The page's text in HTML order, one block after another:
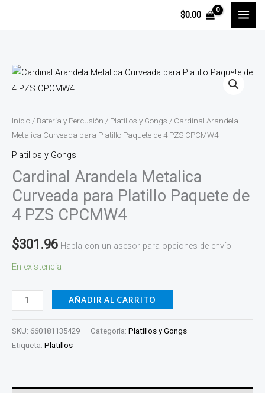
$0.00
Inicio / Batería y Percusión / Platillos y Gongs / Cardinal Arandela
Metalica Curveada para Platillo Paquete de 4 PZS CPCMW4
Platillos y Gongs
Cardinal Arandela Metalica
Curveada para Platillo Paquete de
4 PZS CPCMW4
$301.96 Habla con un asesor para opciones de envío
En existencia
Cardinal
Arandela
Curveada
para
Platillo
Paquete
de
4
PZS
cantidad
AÑADIR AL CARRITO
SKU: 660181135429 Categoría: Platillos y Gongs
Etiqueta: Platillos